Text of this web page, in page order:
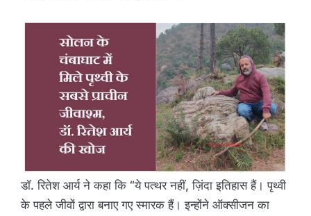
डॉ. रितेश आर्य ने कहा कि “ये पत्थर नहीं, ज़िंदा इतिहास हैं। पृथ्वी
के पहले जीवों द्वारा बनाए गए स्मारक हैं। इन्होंने ऑक्सीजन का